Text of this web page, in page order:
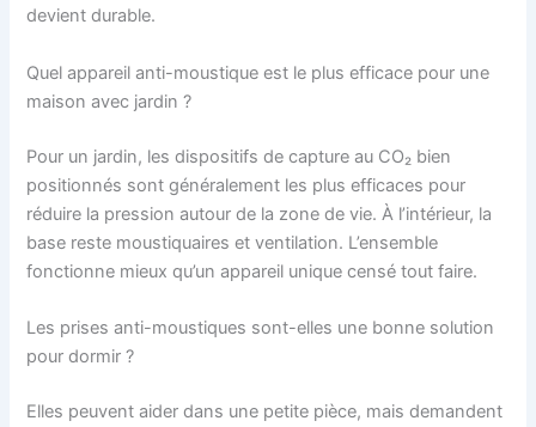
devient durable.
Quel appareil anti-moustique est le plus efficace pour une
maison avec jardin ?
Pour un jardin, les dispositifs de capture au CO₂ bien
positionnés sont généralement les plus efficaces pour
réduire la pression autour de la zone de vie. À l’intérieur, la
base reste moustiquaires et ventilation. L’ensemble
fonctionne mieux qu’un appareil unique censé tout faire.
Les prises anti-moustiques sont-elles une bonne solution
pour dormir ?
Elles peuvent aider dans une petite pièce, mais demandent